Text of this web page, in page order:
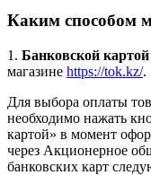
Каким способом
1. Банковской картой
магазине https://tok.kz/.
Для выбора оплаты
необходимо нажать
картой» в момент
через Акционерное
банковских карт